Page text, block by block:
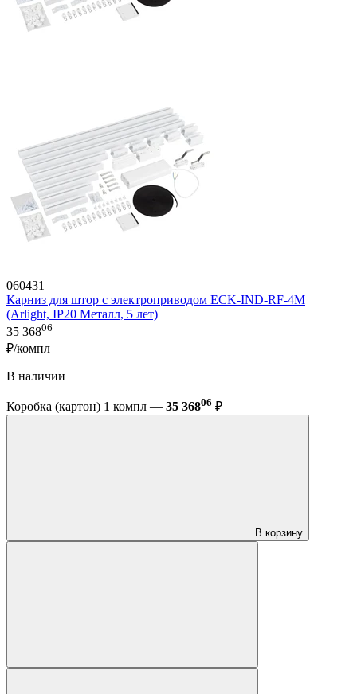
060431
Карниз для штор с электроприводом ECK-IND-RF-4M
(Arlight, IP20 Металл, 5 лет)
35 36806
₽/компл
В наличии
Коробка (картон) 1 компл — 35 36806 ₽
В корзину